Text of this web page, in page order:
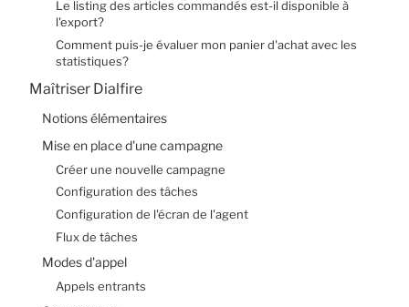
Le listing des articles commandés est-il disponible à
l'export?
Comment puis-je évaluer mon panier d'achat avec les
statistiques?
Maîtriser Dialfire
Notions élémentaires
Mise en place d'une campagne
Créer une nouvelle campagne
Configuration des tâches
Configuration de l'écran de l'agent
Flux de tâches
Modes d'appel
Appels entrants